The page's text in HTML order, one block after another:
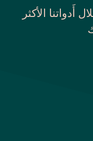
الأكثر